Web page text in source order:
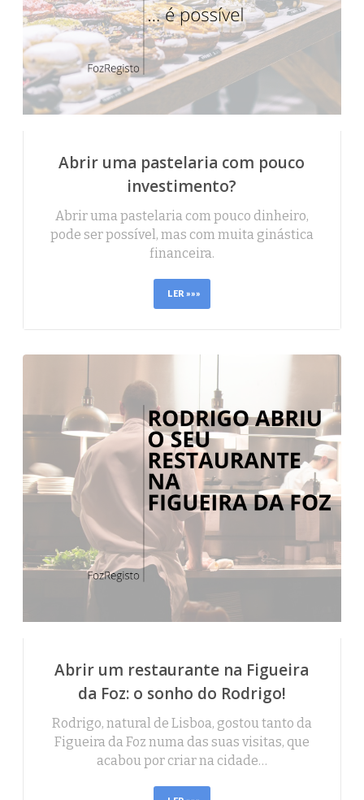
Abrir uma pastelaria com pouco
investimento?
Abrir uma pastelaria com pouco dinheiro,
pode ser possível, mas com muita ginástica
financeira.
LER »»»
Abrir um restaurante na Figueira
da Foz: o sonho do Rodrigo!
Rodrigo, natural de Lisboa, gostou tanto da
Figueira da Foz numa das suas visitas, que
acabou por criar na cidade…